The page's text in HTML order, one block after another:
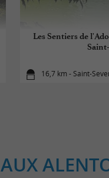
Les Sentiers de
16,7 km - Saint-
AUX